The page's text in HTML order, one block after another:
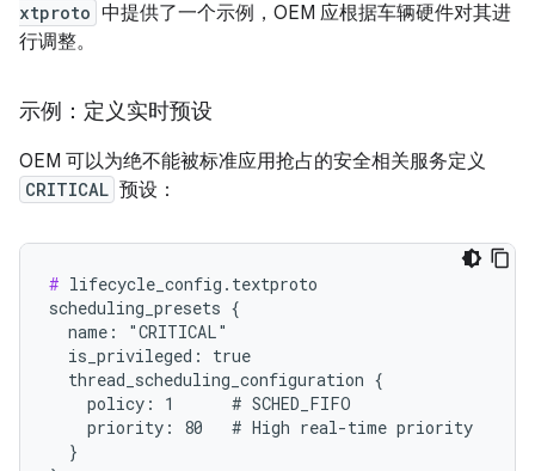
xtproto 中提供了一个示例，OEM 应根据车辆硬件对其进
行调整。
示例：定义实时预设
OEM 可以为绝不能被标准应用抢占的安全相关服务定义
CRITICAL 预设：
# lifecycle_config.textproto
scheduling_presets {
  name: "CRITICAL"
  is_privileged: true
  thread_scheduling_configuration {
    policy: 1      # SCHED_FIFO
    priority: 80   # High real-time priority
  }